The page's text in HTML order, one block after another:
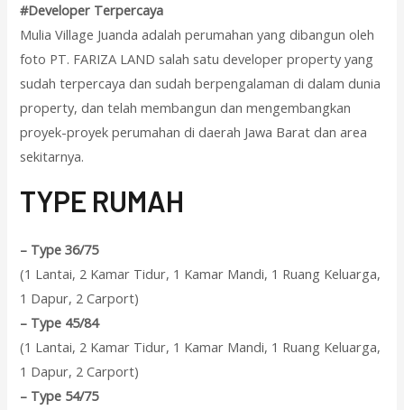
#Developer Terpercaya
Mulia Village Juanda adalah perumahan yang dibangun oleh
foto PT. FARIZA LAND salah satu developer property yang
sudah terpercaya dan sudah berpengalaman di dalam dunia
property, dan telah membangun dan mengembangkan
proyek-proyek perumahan di daerah Jawa Barat dan area
sekitarnya.
TYPE RUMAH
– Type 36/75
(1 Lantai, 2 Kamar Tidur, 1 Kamar Mandi, 1 Ruang Keluarga,
1 Dapur, 2 Carport)
– Type 45/84
(1 Lantai, 2 Kamar Tidur, 1 Kamar Mandi, 1 Ruang Keluarga,
1 Dapur, 2 Carport)
– Type 54/75